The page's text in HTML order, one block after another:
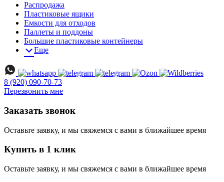
Распродажа
Пластиковые ящики
Емкости для отходов
Паллеты и поддоны
Большие пластиковые контейнеры
Еще
8 (920) 090-70-73
Перезвонить мне
Заказать звонок
Оставьте заявку, и мы свяжемся с вами в ближайшее время
Купить в 1 клик
Оставьте заявку, и мы свяжемся с вами в ближайшее время